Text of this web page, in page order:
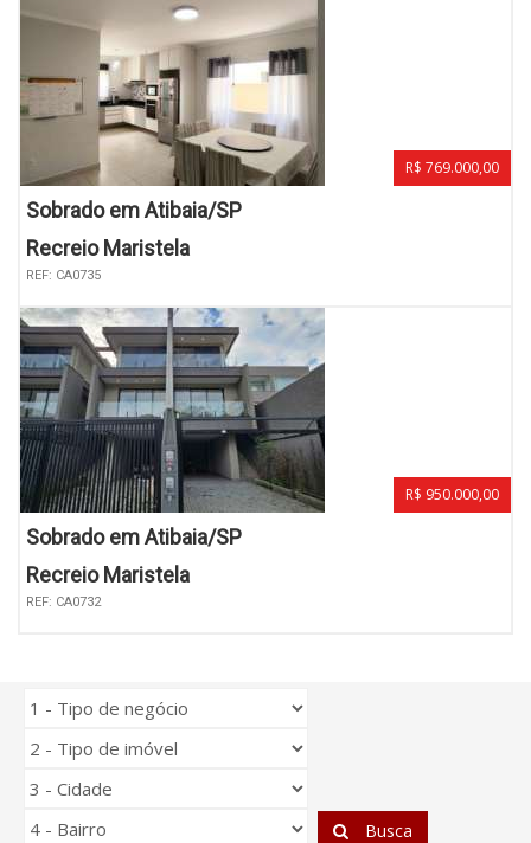
R$ 769.000,00
Sobrado em Atibaia/SP
Recreio Maristela
REF: CA0735
R$ 950.000,00
Sobrado em Atibaia/SP
Recreio Maristela
REF: CA0732
Busca